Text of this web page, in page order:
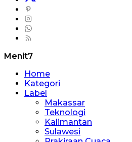
Menit7
Home
Kategori
Label
Makassar
Teknologi
Kalimantan
Sulawesi